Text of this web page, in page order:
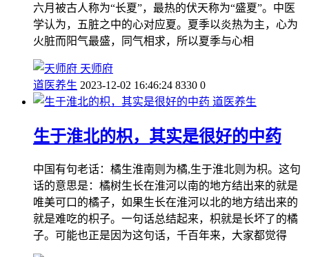
六月被古人称为“长夏”，最热的伏天称为“盛夏”。中医
学认为，五脏之中的心对应夏。夏季以炎热为主，心为
火脏而阳气最盛，同气相求，所以夏季与心相
天师府
道医养生 2023-12-02 16:46:24 8330 0
道医养生
生于淮北的枳，其实是很好的中药
中国有句老话：橘生淮南则为橘,生于淮北则为枳。这句
话的意思是：橘树生长在淮河以南的地方结出来的就是
唯美可口的橘子，如果生长在淮河以北的地方结出来的
就是难吃的枳子。一句话总结起来，枳就是长坏了的橘
子。可能也正是因为这句话，千百年来，大家都觉得